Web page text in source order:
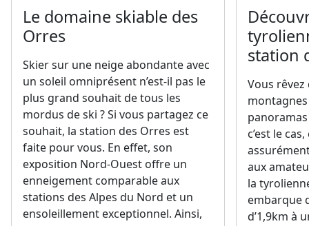
Le domaine skiable des
Orres
Skier sur une neige abondante avec
un soleil omniprésent n’est-il pas le
plus grand souhait de tous les
mordus de ski ? Si vous partagez ce
souhait, la station des Orres est
faite pour vous. En effet, son
exposition Nord-Ouest offre un
enneigement comparable aux
stations des Alpes du Nord et un
ensoleillement exceptionnel. Ainsi,
station
Vous
c’est le
aux
la
embarque
d’1,9km à